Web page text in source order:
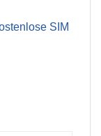
SIM